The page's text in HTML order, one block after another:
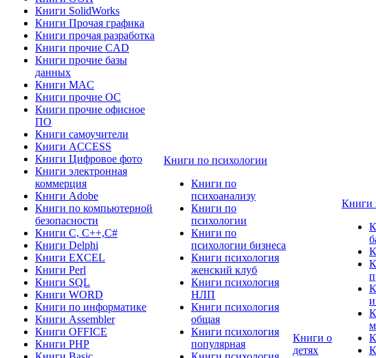
Книги SolidWorks
Книги Прочая графика
Книги прочая разработка
Книги прочие CAD
Книги прочие базы
данных
Книги MAC
Книги прочие ОС
Книги прочие офисное
ПО
Книги самоучители
Книги ACCESS
Книги Цифровое фото
Книги электронная
коммерция
Книги Adobe
Книги по компьютерной
безопасности
Книги C, C++,С#
Книги Delphi
Книги EXCEL
Книги Perl
Книги SQL
Книги WORD
Книги по информатике
Книги Assembler
Книги OFFICE
Книги PHP
Книги по психологии
Книги по
психоанализу
Книги по
психологии
Книги по
психологии бизнеса
Книги психология
женский клуб
Книги психология
НЛП
Книги психология
общая
Книги психология
популярная
Книги о
детях
Книги